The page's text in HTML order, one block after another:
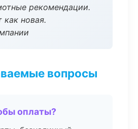
рекомендации.
новая.
вопросы
оплаты?